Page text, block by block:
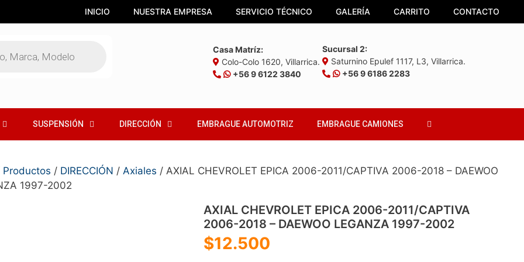
INICIO NUESTRA EMPRESA SERVICIO TÉCNICO GALERÍA CARRITO CONTACTO
Casa Matríz:
Colo-Colo 1620, Villarrica.
+56 9 6122 3840
Sucursal 2:
Saturnino Epulef 1117, L3, Villarrica.
+56 9 6186 2283
SUSPENSIÓN DIRECCIÓN EMBRAGUE AUTOMOTRIZ EMBRAGUE CAMIONES
Productos / DIRECCIÓN / Axiales / AXIAL CHEVROLET EPICA 2006-2011/CAPTIVA 2006-2018 – DAEWOO
1997-2002
AXIAL CHEVROLET EPICA 2006-2011/CAPTIVA
2006-2018 – DAEWOO LEGANZA 1997-2002
$12.500